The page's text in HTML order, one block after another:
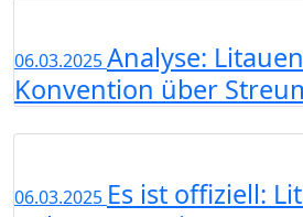
06.03.2025Analyse:
Konvention über
06.03.2025 Es ist offiziell: